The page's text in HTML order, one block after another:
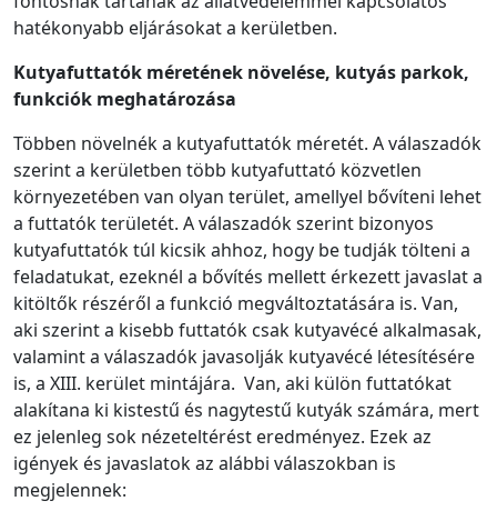
hatékonyabb eljárásokat a kerületben.
Kutyafuttatók méretének növelése, kutyás parkok,
funkciók meghatározása
Többen növelnék a kutyafuttatók méretét. A válaszadók
szerint a kerületben több kutyafuttató közvetlen
környezetében van olyan terület, amellyel bővíteni lehet
a futtatók területét. A válaszadók szerint bizonyos
kutyafuttatók túl kicsik ahhoz, hogy be tudják tölteni a
feladatukat, ezeknél a bővítés mellett érkezett javaslat a
kitöltők részéről a funkció megváltoztatására is. Van,
aki szerint a kisebb futtatók csak kutyavécé alkalmasak,
valamint a válaszadók javasolják kutyavécé létesítésére
is, a XIII. kerület mintájára. Van, aki külön futtatókat
alakítana ki kistestű és nagytestű kutyák számára, mert
ez jelenleg sok nézeteltérést eredményez. Ezek az
igények és javaslatok az alábbi válaszokban is
megjelennek: